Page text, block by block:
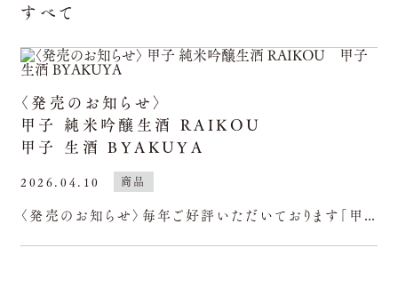
すべて
商品
〈発売のお知らせ〉
甲子 純米吟醸生酒 RAIKOU
甲子 生酒 BYAKUYA
2026.04.10
〈発売のお知らせ〉毎年ご好評いただいております「甲子純米吟醸生酒RAIKOU」と「甲子生酒BYAKUYA」が今年も発売されます。いずれも年に一度だけの《限定流通商品》。季節の食材とともに、よく